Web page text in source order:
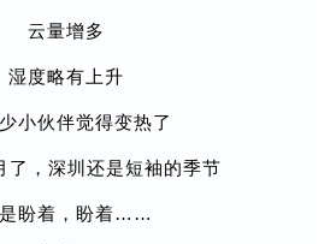
云量增多
湿度略有上升
小伙伴觉得变热了
了，深圳还是短袖的季节
盼着，盼着……